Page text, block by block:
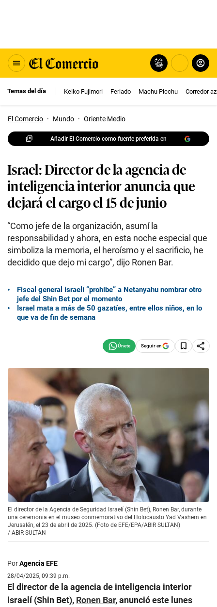
Temas del día Keiko Fujimori Feriado Machu Picchu Corredor
El Comercio · Mundo · Oriente Medio
Añadir El Comercio como fuente preferida en
Israel: Director de la agencia de
inteligencia interior anuncia que
dejará el cargo el 15 de junio
“Como jefe de la organización, asumí la
responsabilidad y ahora, en esta noche especial que
simboliza la memoria, el heroísmo y el sacrificio, he
decidido que dejo mi cargo”, dijo Ronen Bar.
Fiscal general israelí “prohíbe” a Netanyahu nombrar otro
jefe del Shin Bet por el momento
Israel mata a más de 50 gazatíes, entre ellos niños, en lo
que va de fin de semana
Seguir en
El director de la Agencia de Seguridad Israelí (Shin Bet), Ronen Bar, durante
una ceremonia en el museo conmemorativo del Holocausto Yad Vashem en
Jerusalén, el 23 de abril de 2025. (Foto de EFE/EPA/ABIR SULTAN)
/ ABIR SULTAN
PorAgencia EFE
28/04/2025, 09:39 p.m.
El director de la agencia de inteligencia interior
israelí (Shin Bet), Ronen Bar, anunció este lunes